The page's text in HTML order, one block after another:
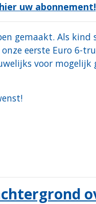
uw abonnement!
gemaakt. Als
eerste Euro 6-
voor